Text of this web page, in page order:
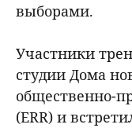
выборами.
Участники
студии Дома
общественно-
(ERR) и